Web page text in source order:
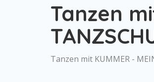
Tanzen
Tanzen mit KUMMER -